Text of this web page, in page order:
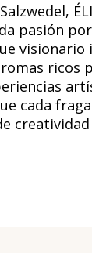
pasión
visionario
ricos
cada
creatividad